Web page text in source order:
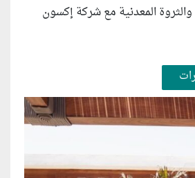
المعدنية مع شركة إكسون